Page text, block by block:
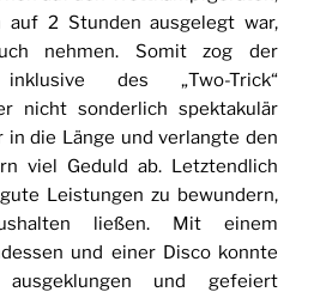
auf 2 Stunden ausgelegt war,
nehmen. Somit zog der
des „Two-Trick“
nicht sonderlich spektakulär
in die Länge und verlangte den
viel Geduld ab. Letztendlich
Leistungen zu bewundern,
ließen. Mit einem
und einer Disco konnte
und gefeiert